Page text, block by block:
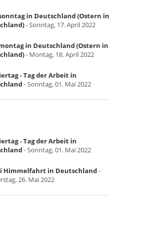
in Deutschland (Ostern in
- Sonntag, 17. April 2022
in Deutschland (Ostern in
- Montag, 18. April 2022
- Tag der Arbeit in
- Sonntag, 01. Mai 2022
- Tag der Arbeit in
- Sonntag, 01. Mai 2022
Himmelfahrt in Deutschland-
26. Mai 2022